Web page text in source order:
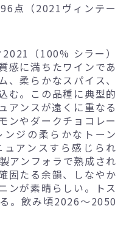
点（2021ヴィンテー
（100% シラー）
感に満ちたワインであ
、柔らかなスパイス、
む。この品種に典型的
アンスが遠くに重なる
ンやダークチョコレー
ジの柔らかなトーン
アンスすら感じられ
アンフォラで熟成され
固たる余韻、しなやか
ンが素晴らしい。トス
。飲み頃2026～2050